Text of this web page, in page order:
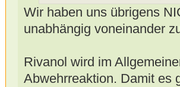
Wir haben uns übrigens
unabhängig voneinander
Rivanol wird im
Abwehrreaktion. Damit es